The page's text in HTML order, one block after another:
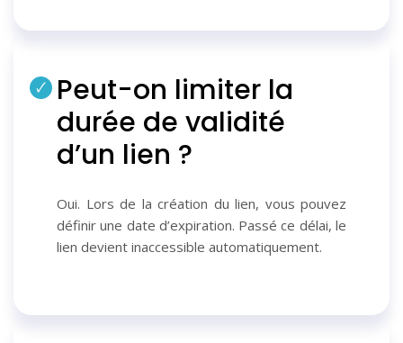
Peut-on limiter la
durée de validité
d’un lien ?
Oui. Lors de la création du lien, vous pouvez
définir une date d’expiration. Passé ce délai, le
lien devient inaccessible automatiquement.